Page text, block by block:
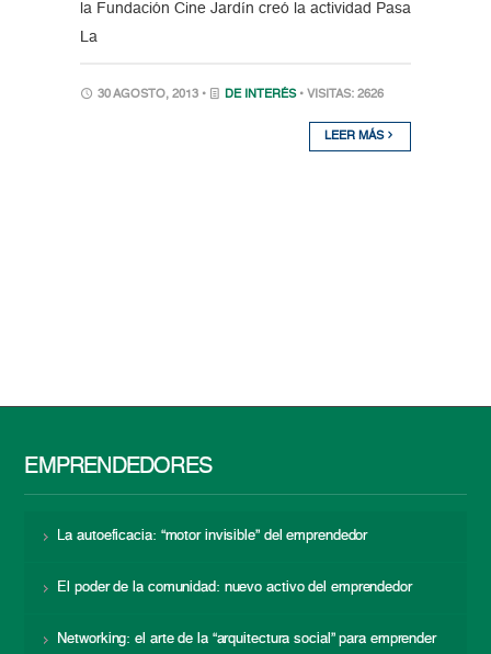
la Fundación Cine Jardín creó la actividad Pasa
La
30 AGOSTO, 2013 • DE INTERÉS • VISITAS: 2626
LEER MÁS
EMPRENDEDORES
La autoeficacia: “motor invisible” del emprendedor
El poder de la comunidad: nuevo activo del emprendedor
Networking: el arte de la “arquitectura social” para emprender